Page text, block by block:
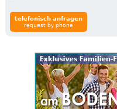
telefonisch anfragen
request by phone